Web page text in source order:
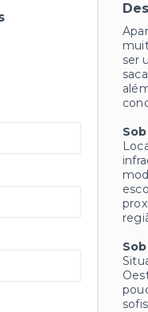
ser